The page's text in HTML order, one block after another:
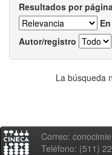
Resultados por
Autor/registro
La búsqueda
Correo:
Teléfono: (511)